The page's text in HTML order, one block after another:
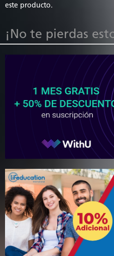
este producto.
¡No te pierdas